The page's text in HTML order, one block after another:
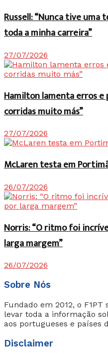
Russell: “Nunca tive uma
toda a minha carreira”
27/07/2026
Hamilton lamenta erros e
corridas muito más”
27/07/2026
McLaren testa em
26/07/2026
Norris: “O ritmo foi
larga margem”
26/07/2026
Sobre Nós
Fundado em 2012, o
levar toda a informação
aos portugueses e países
Disclaimer